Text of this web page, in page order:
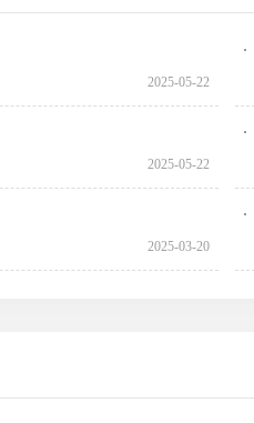
2025-05-22
2025-05-22
2025-03-20